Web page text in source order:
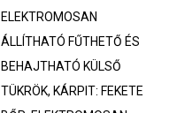
ELEKTROMOSAN
ÁLLÍTHATÓ FŰTHETŐ ÉS
BEHAJTHATÓ KÜLSŐ
TÜKRÖK, KÁRPIT: FEKETE